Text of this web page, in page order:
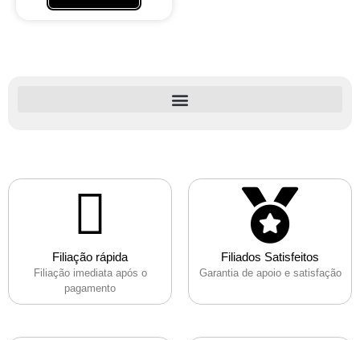
Filiação rápida
Filiação imediata após o
pagamento
Filiados Satisfeitos
Garantia de apoio e satisfação